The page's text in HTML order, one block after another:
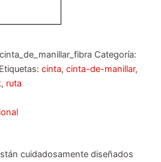
Categoría:
Etiquetas: cinta, cinta-de-manillar,
, ruta
cuidadosamente diseñados